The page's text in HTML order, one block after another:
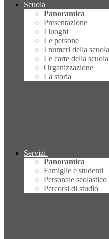
Scuola
Panoramica
Presentazione
I luoghi
Le persone
I numeri della scuola
Le carte della scuola
Organizzazione
La storia
Servizi
Panoramica
Famiglie e studenti
Personale scolastico
Percorsi di studio